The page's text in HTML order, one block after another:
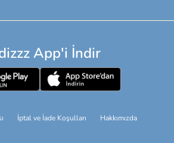
App'i İndir
İptal ve İade Koşulları
Hakkımızda